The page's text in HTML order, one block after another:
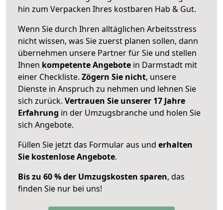
hin zum Verpacken Ihres kostbaren Hab & Gut.
Wenn Sie durch Ihren alltäglichen Arbeitsstress
nicht wissen, was Sie zuerst planen sollen, dann
übernehmen unsere Partner für Sie und stellen
Ihnen kompetente Angebote in Darmstadt mit
einer Checkliste. Zögern Sie nicht, unsere
Dienste in Anspruch zu nehmen und lehnen Sie
sich zurück. Vertrauen Sie unserer 17 Jahre
Erfahrung in der Umzugsbranche und holen Sie
sich Angebote.
Füllen Sie jetzt das Formular aus und erhalten
Sie kostenlose Angebote.
Bis zu 60 % der Umzugskosten sparen, das
finden Sie nur bei uns!